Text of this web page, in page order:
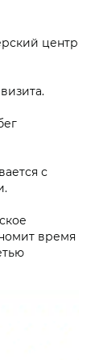
центр
с
время